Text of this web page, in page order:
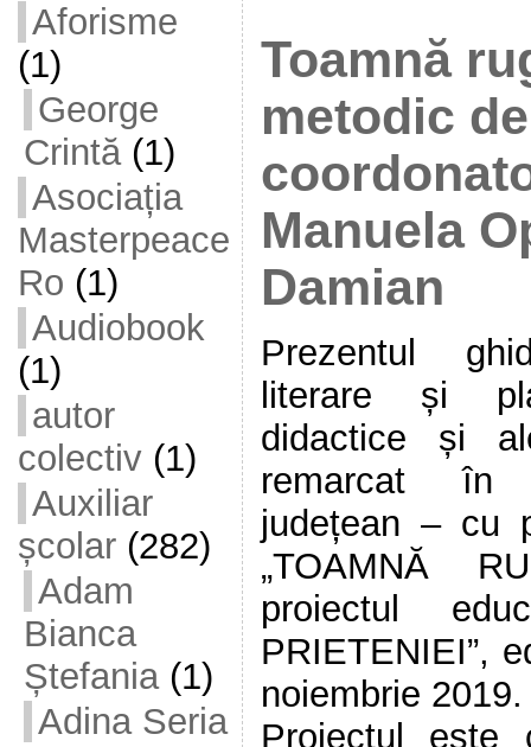
Aforisme
(1)
George
Crintă(1)
Asociația
Masterpeace
Ro (1)
Audiobook
(1)
autor
colectiv(1)
Auxiliar
școlar(282)
Adam
Bianca
Ștefania(1)
Adina Seria
Toamnă
metodic
Manuela
Damian
Prezentul
literare și
didactice și
remarcat în
județean – cu
„TOAMNĂ
proiectul
PRIETENIEI”,
noiembrie 2019.
Proiectul este